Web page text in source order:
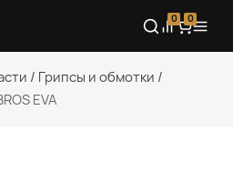
0 0
/ Грипсы и обмотки /
EVA